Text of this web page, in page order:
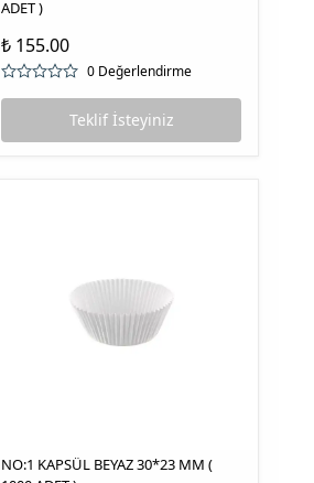
ADET )
₺ 155.00
0 Değerlendirme
Teklif İsteyiniz
NO:1 KAPSÜL BEYAZ 30*23 MM (